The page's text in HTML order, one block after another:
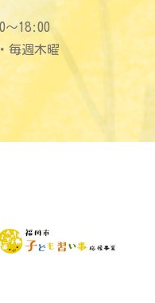
18:00
毎週木曜